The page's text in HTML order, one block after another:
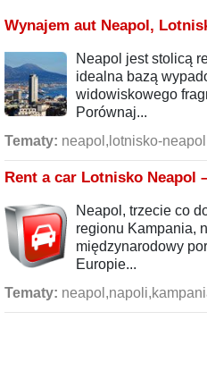
Wynajem aut Neapol,
Neapol jest stolicą
idealna bazą
widowiskowego
Porównaj...
Tematy: neapol,lotnisko-
Rent a car Lotnisko Neapol
Neapol, trzecie co
regionu Kampania,
międzynarodowy
Europie...
Tematy: